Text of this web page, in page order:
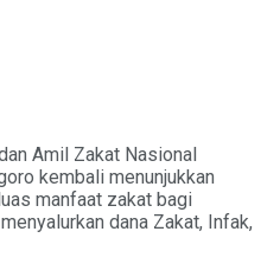
Amil Zakat Nasional
kembali menunjukkan
manfaat zakat bagi
dana Zakat, Infak,